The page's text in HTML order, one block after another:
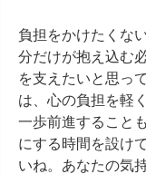
負担をかけたくな
分だけが抱え込む
を支えたいと思っ
は、心の負担を軽
一歩前進すること
にする時間を設け
いね。あなたの気